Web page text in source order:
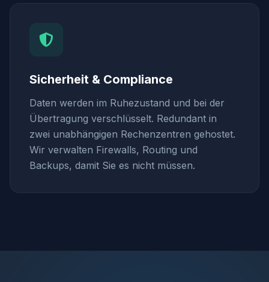
Sicherheit & Compliance
Daten werden im Ruhezustand und bei der
Übertragung verschlüsselt. Redundant in
zwei unabhängigen Rechenzentren gehostet.
Wir verwalten Firewalls, Routing und
Backups, damit Sie es nicht müssen.